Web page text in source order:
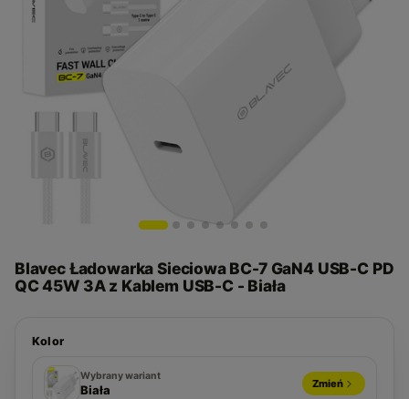
Blavec Ładowarka Sieciowa BC-7 GaN4 USB-C PD
QC 45W 3A z Kablem USB-C - Biała
Kolor
Biała
Wybrany wariant
Biała Zmień